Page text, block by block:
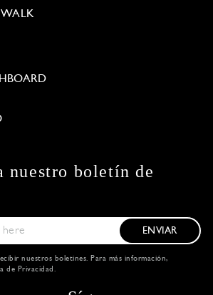
nuestro boletín de
ENVIAR
nuestros boletines. Para más información,
de Privacidad.